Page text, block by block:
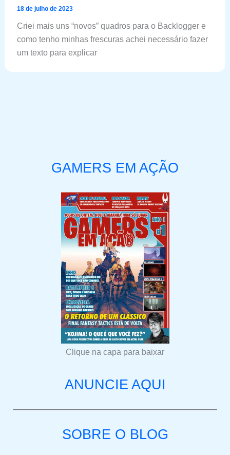
18 de julho de 2023
Criei mais uns “novos” quadros para o Backlogger e
como tenho minhas frescuras achei necessário fazer
um texto para explicar
GAMERS EM AÇÃO
Clique na capa para baixar
ANUNCIE AQUI
SOBRE O BLOG